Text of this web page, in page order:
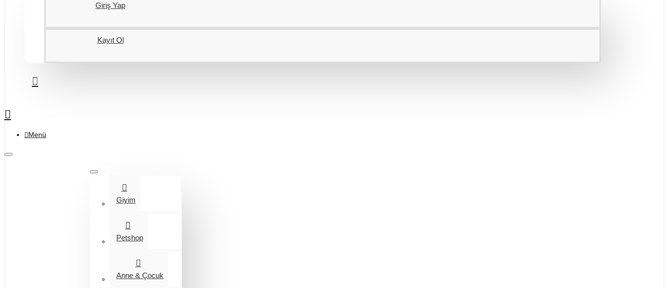
Giriş Yap
Kayıt Ol
Menü
Giyim
Petshop
Anne & Çocuk